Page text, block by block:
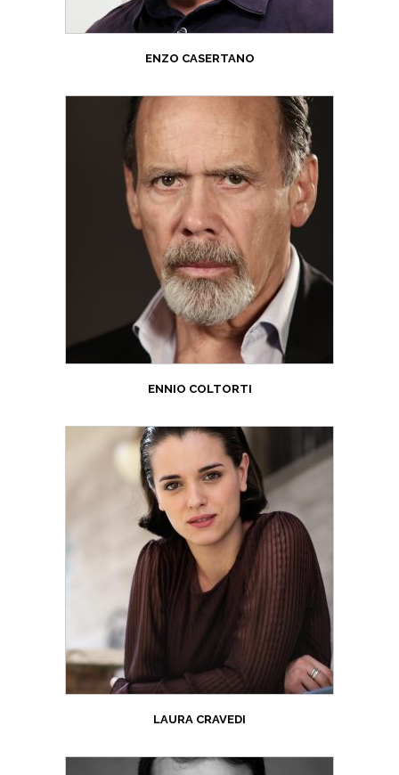
ENZO CASERTANO
ENNIO COLTORTI
LAURA CRAVEDI